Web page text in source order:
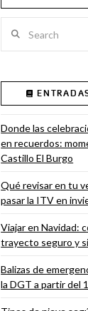
Donde las
en recuerdos:
Castillo El Burgo
Qué revisar en tu
pasar la ITV en
Viajar en Navidad:
trayecto seguro y
Balizas de
la DGT a partir del